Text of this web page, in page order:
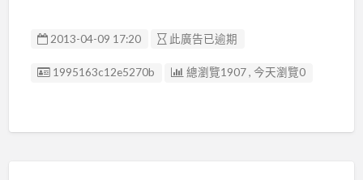
2013-04-09 17:20 此廣告已逾期
廣告编號
1995163c12e5270b 總瀏覽1907 , 今天瀏覽0